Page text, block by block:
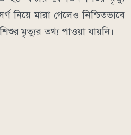
নিয়ে মারা গেলেও নিশ্চিতভাবে
মৃত্যুর তথ্য পাওয়া যায়নি।